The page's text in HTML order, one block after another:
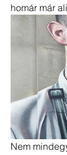
homár már
Nem